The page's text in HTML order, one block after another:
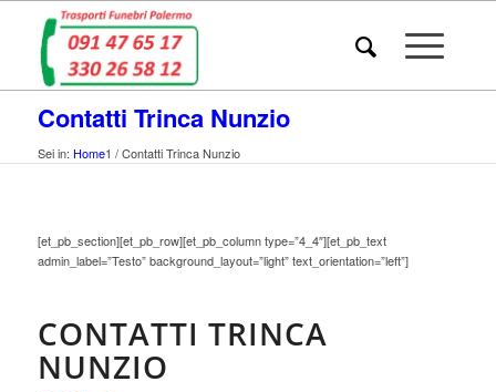
Contatti Trinca Nunzio
Sei in: Home1 / Contatti Trinca Nunzio
[et_pb_section][et_pb_row][et_pb_column type=”4_4″][et_pb_text
admin_label=”Testo” background_layout=”light” text_orientation=”left”]
CONTATTI TRINCA
NUNZIO